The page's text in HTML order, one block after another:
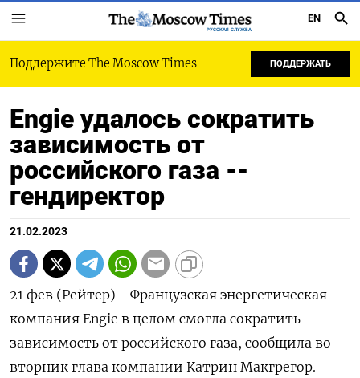
РУССКАЯ СЛУЖБА
EN
Поддержите The Moscow Times ПОДДЕРЖАТЬ
Engie удалось сократить
зависимость от
российского газа --
гендиректор
21.02.2023
21 фев (Рейтер) - Французская энергетическая
компания Engie в целом смогла сократить
зависимость от российского газа, сообщила во
вторник глава компании Катрин Макгрегор.